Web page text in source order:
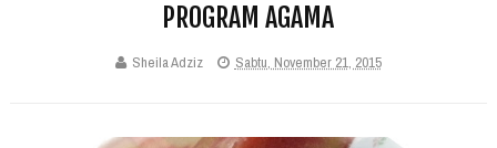
PROGRAM AGAMA
Sheila Adziz Sabtu, November 21, 2015